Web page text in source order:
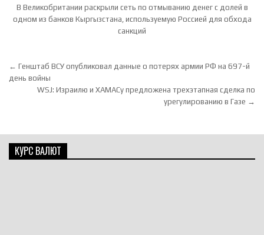
В Великобритании раскрыли сеть по отмыванию денег с долей в
одном из банков Кыргызстана, используемую Россией для обхода
санкций
Навигация по записям
← Генштаб ВСУ опубликовал данные о потерях армии РФ на 697-й
день войны
WSJ: Израилю и ХАМАСу предложена трехэтапная сделка по
урегулированию в Газе →
КУРС ВАЛЮТ